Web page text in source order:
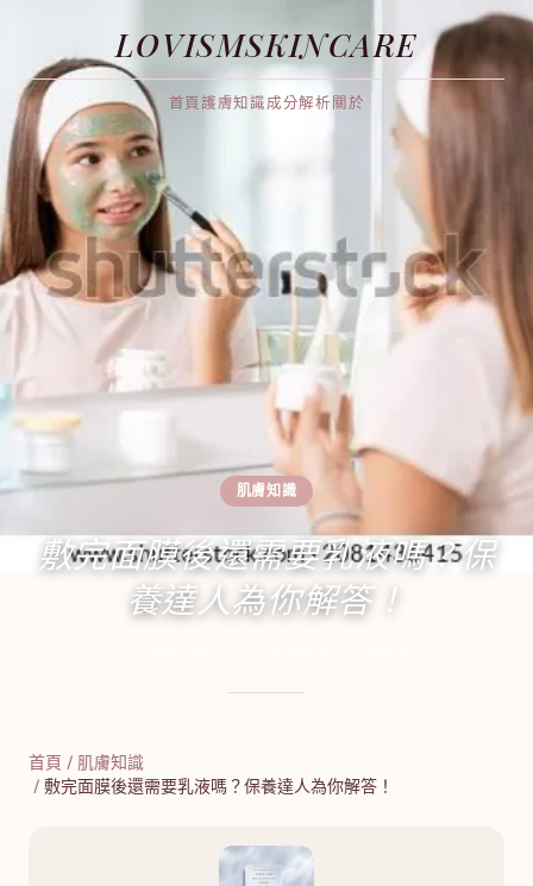
LOVISMSKINCARE
首頁護膚知識成分解析關於
肌膚知識
敷完面膜後還需要乳液嗎？保
養達人為你解答！
首頁 / 肌膚知識
/ 敷完面膜後還需要乳液嗎？保養達人為你解答！